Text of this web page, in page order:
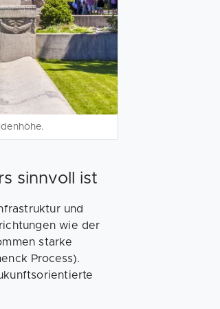
sinnvoll ist
und
wie der
starke
Process).